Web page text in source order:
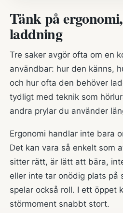
Tänk på
laddning
Tre saker avgör ofta om en
användbar: hur den känns,
och hur ofta den behöver
tydligt med teknik som
andra prylar du använder
Ergonomi handlar inte bara
Det kan vara så enkelt som
sitter rätt, är lätt att bära,
eller inte tar onödig plats på
spelar också roll. I ett öppet
störmoment snabbt stort.